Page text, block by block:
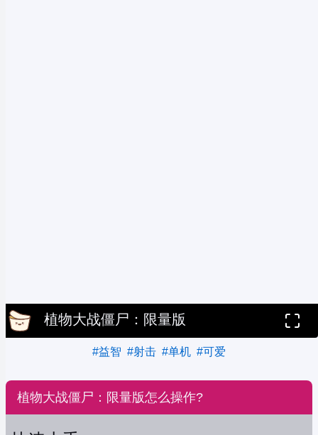
植物大战僵尸：限量版
#益智 #射击 #单机 #可爱
植物大战僵尸：限量版怎么操作?